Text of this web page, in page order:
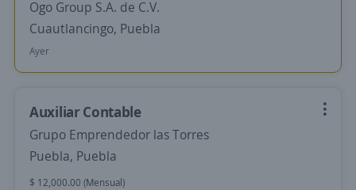
Ogo Group S.A. de C.V.
Cuautlancingo, Puebla
Ayer
Auxiliar Contable
Grupo Emprendedor las Torres
Puebla, Puebla
$ 12,000.00 (Mensual)